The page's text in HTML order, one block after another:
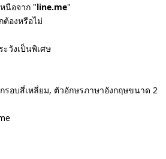
นือจาก "line.me"
ต้องหรือไม่
วังเป็นพิเศษ
อบสี่เหลี่ยม, ตัวอักษรภาษาอังกฤษขนาด 2